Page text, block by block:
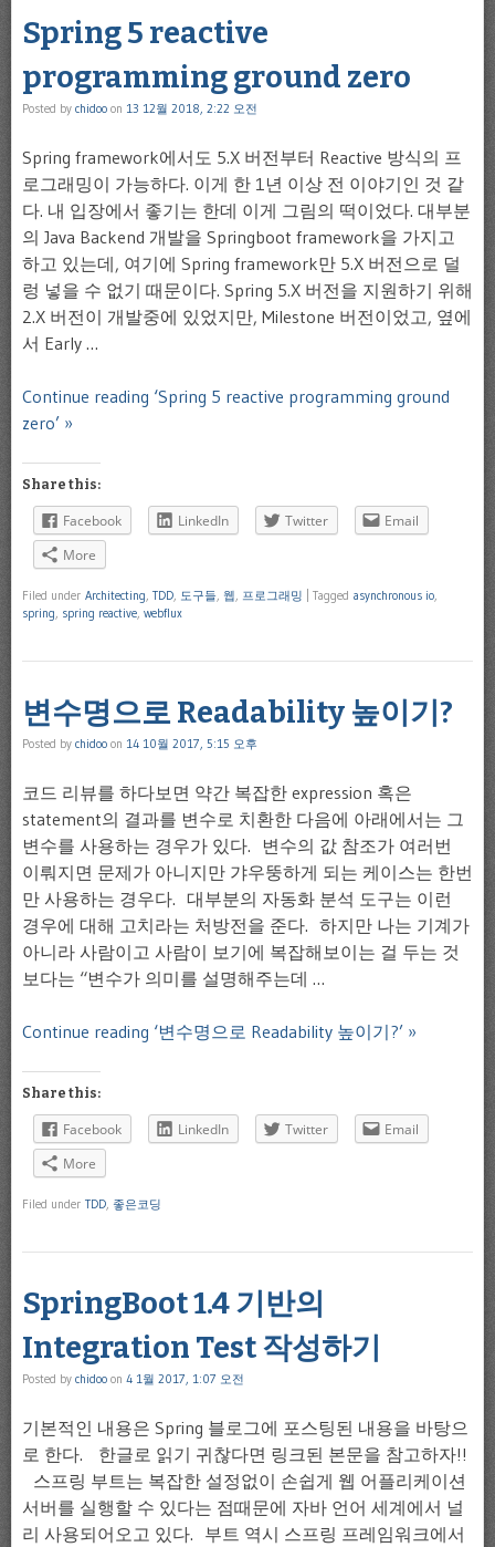
Spring 5 reactive
programming ground zero
Posted by chidoo on 13 12월 2018, 2:22 오전
Spring framework에서도 5.X 버전부터 Reactive 방식의 프
로그래밍이 가능하다. 이게 한 1년 이상 전 이야기인 것 같
다. 내 입장에서 좋기는 한데 이게 그림의 떡이었다. 대부분
의 Java Backend 개발을 Springboot framework을 가지고
하고 있는데, 여기에 Spring framework만 5.X 버전으로 덜
렁 넣을 수 없기 때문이다. Spring 5.X 버전을 지원하기 위해
2.X 버전이 개발중에 있었지만, Milestone 버전이었고, 옆에
서 Early …
Continue reading ‘Spring 5 reactive programming ground
zero’ »
Share this:
Facebook LinkedIn Twitter
Email
More
Filed under Architecting, TDD, 도구들, 웹, 프로그래밍 Tagged asynchronous io,
spring, spring reactive, webflux
변수명으로 Readability 높이기?
Posted by chidoo on 14 10월 2017, 5:15 오후
코드 리뷰를 하다보면 약간 복잡한 expression 혹은
statement의 결과를 변수로 치환한 다음에 아래에서는 그
변수를 사용하는 경우가 있다. 변수의 값 참조가 여러번
이뤄지면 문제가 아니지만 갸우뚱하게 되는 케이스는 한번
만 사용하는 경우다. 대부분의 자동화 분석 도구는 이런
경우에 대해 고치라는 처방전을 준다. 하지만 나는 기계가
아니라 사람이고 사람이 보기에 복잡해보이는 걸 두는 것
보다는 “변수가 의미를 설명해주는데 …
Continue reading ‘변수명으로 Readability 높이기?’ »
Share this:
Facebook LinkedIn Twitter
Email
More
Filed under TDD, 좋은코딩
SpringBoot 1.4 기반의
Integration Test 작성하기
Posted by chidoo on 4 1월 2017, 1:07 오전
기본적인 내용은 Spring 블로그에 포스팅된 내용을 바탕으
로 한다. 한글로 읽기 귀찮다면 링크된 본문을 참고하자!!
스프링 부트는 복잡한 설정없이 손쉽게 웹 어플리케이션
서버를 실행할 수 있다는 점때문에 자바 언어 세계에서 널
리 사용되어오고 있다. 부트 역시 스프링 프레임워크에서